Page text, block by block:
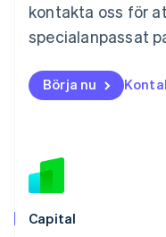
kontakta oss för
specialanpassat
Börja nu
Capital
Nederländerna
NederlandsEnglish
English
Nya Zeeland
Portugal
Rumänien
English